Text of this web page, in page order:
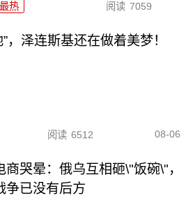
最热 阅读 7059
，泽连斯基还在做着美梦！
阅读 6512 08-06
商哭晕：俄乌互相砸\"饭碗\"，
争已没有后方